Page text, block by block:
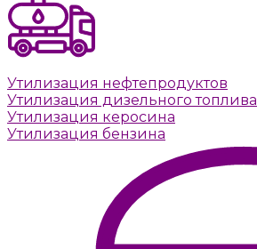
Утилизация нефтепродуктов
Утилизация дизельного топлива
Утилизация керосина
Утилизация бензина